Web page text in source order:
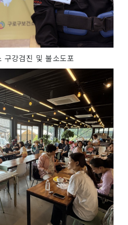
구강검진 및 불소도포